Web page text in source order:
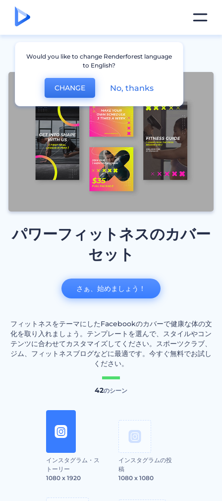
パワーフィットネスのカバー
セット
フィットネスをテーマにしたFacebookのカバーで健康な体の文
化を取り入れましょう。テンプレートを選んで、スタイルやコン
テンツに合わせてカスタマイズしてください。スポーツクラブ、
ジム、フィットネスブログなどに最適です。今すぐ無料でお試し
ください。
42のシーン
インスタグラム・ス
トーリー
1080 x 1920
インスタグラムの投
稿
1080 x 1080
さぁ、始めましょう！
Would you like to change Renderforest language
to English?
CHANGE No, thanks